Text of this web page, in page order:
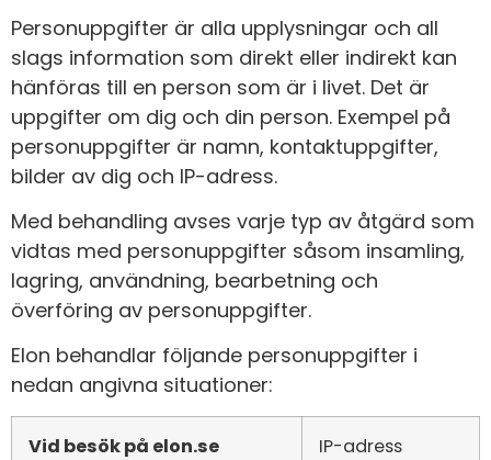
Personuppgifter är alla upplysningar och all
slags information som direkt eller indirekt kan
hänföras till en person som är i livet. Det är
uppgifter om dig och din person. Exempel på
personuppgifter är namn, kontaktuppgifter,
bilder av dig och IP-adress.
Med behandling avses varje typ av åtgärd som
vidtas med personuppgifter såsom insamling,
lagring, användning, bearbetning och
överföring av personuppgifter.
Elon behandlar följande personuppgifter i
nedan angivna situationer:
Vid besök på elon.se
IP-adress